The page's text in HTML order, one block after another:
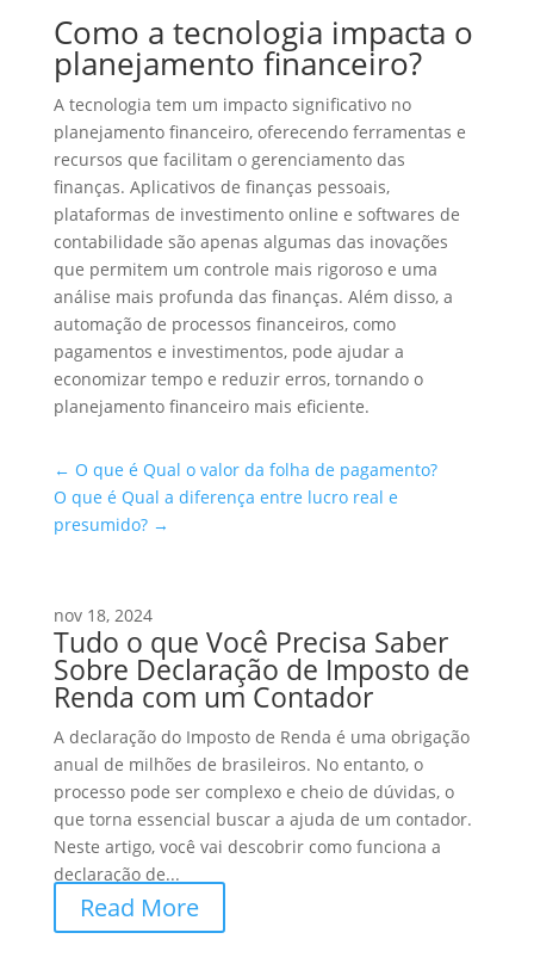
Como a tecnologia impacta o
planejamento financeiro?
A tecnologia tem um impacto significativo no
planejamento financeiro, oferecendo ferramentas e
recursos que facilitam o gerenciamento das
finanças. Aplicativos de finanças pessoais,
plataformas de investimento online e softwares de
contabilidade são apenas algumas das inovações
que permitem um controle mais rigoroso e uma
análise mais profunda das finanças. Além disso, a
automação de processos financeiros, como
pagamentos e investimentos, pode ajudar a
economizar tempo e reduzir erros, tornando o
planejamento financeiro mais eficiente.
← O que é Qual o valor da folha de pagamento?
O que é Qual a diferença entre lucro real e
presumido?→
nov 18, 2024
Tudo o que Você Precisa Saber
Sobre Declaração de Imposto de
Renda com um Contador
A declaração do Imposto de Renda é uma obrigação
anual de milhões de brasileiros. No entanto, o
processo pode ser complexo e cheio de dúvidas, o
que torna essencial buscar a ajuda de um contador.
Neste artigo, você vai descobrir como funciona a
declaração de...
Read More